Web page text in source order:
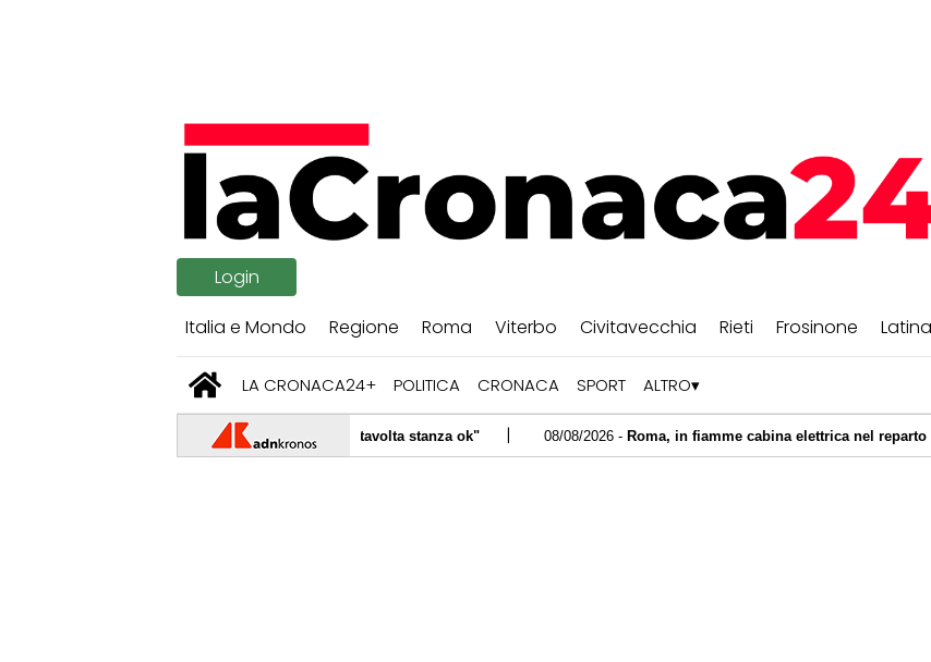
Login
Italia e Mondo
Regione Roma Viterbo Civitavecchia Rieti Frosinone Latina
LA CRONACA24+ POLITICA CRONACA SPORT ALTRO
olimpico (e le dormite sui prati): "Stavolta stanza ok"| 08/08/2026 - Roma, in fiamme cabina elettrica nel reparto dialisi del